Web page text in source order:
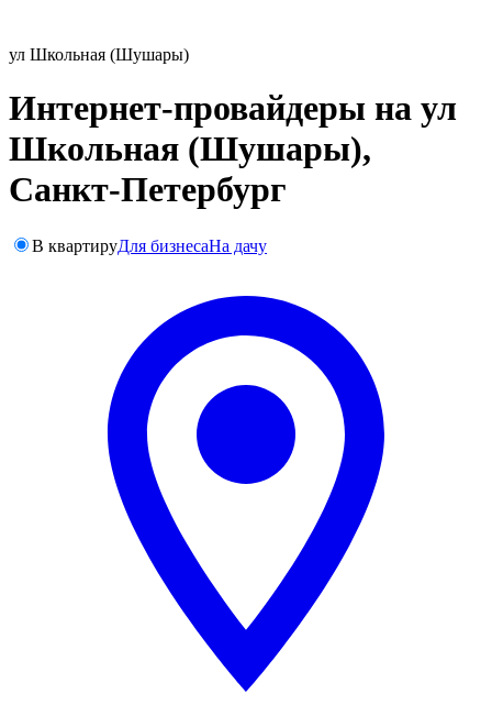
ул Школьная (Шушары)
Интернет-провайдеры на ул
Школьная (Шушары),
Санкт-Петербург
В квартируДля бизнесаНа дачу